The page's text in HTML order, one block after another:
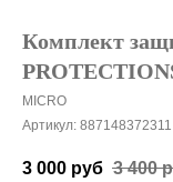
Комплект
MICRO
Артикул: 887148372311
3 000 руб 3 400